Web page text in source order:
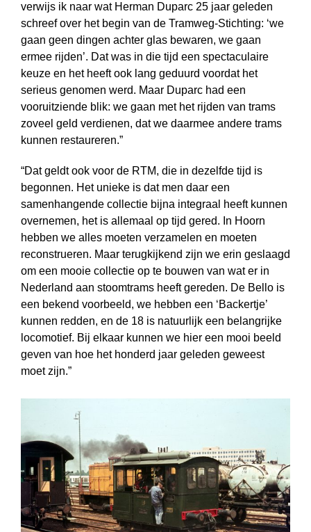
verwijs ik naar wat Herman Duparc 25 jaar geleden
schreef over het begin van de Tramweg-Stichting: ‘we
gaan geen dingen achter glas bewaren, we gaan
ermee rijden’. Dat was in die tijd een spectaculaire
keuze en het heeft ook lang geduurd voordat het
serieus genomen werd. Maar Duparc had een
vooruitziende blik: we gaan met het rijden van trams
zoveel geld verdienen, dat we daarmee andere trams
kunnen restaureren.”
“Dat geldt ook voor de RTM, die in dezelfde tijd is
begonnen. Het unieke is dat men daar een
samenhangende collectie bijna integraal heeft kunnen
overnemen, het is allemaal op tijd gered. In Hoorn
hebben we alles moeten verzamelen en moeten
reconstrueren. Maar terugkijkend zijn we erin geslaagd
om een mooie collectie op te bouwen van wat er in
Nederland aan stoomtrams heeft gereden. De Bello is
een bekend voorbeeld, we hebben een ‘Backertje’
kunnen redden, en de 18 is natuurlijk een belangrijke
locomotief. Bij elkaar kunnen we hier een mooi beeld
geven van hoe het honderd jaar geleden geweest
moet zijn.”